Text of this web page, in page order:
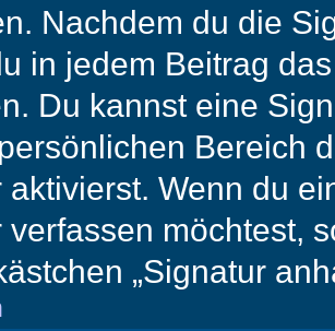
Nachdem du die
in jedem Beitrag
Du kannst eine
Bereich
aktivierst. Wenn du
verfassen möchtest,
„Signatur